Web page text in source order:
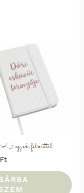
egyedi felirattal
Ft